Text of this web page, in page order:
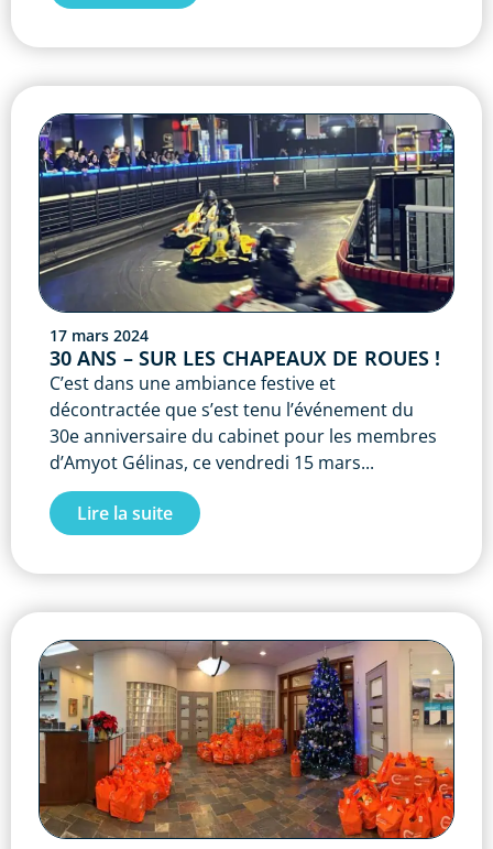
17 mars 2024
30 ANS – SUR LES CHAPEAUX DE ROUES !
C’est dans une ambiance festive et
décontractée que s’est tenu l’événement du
30e anniversaire du cabinet pour les membres
d’Amyot Gélinas, ce vendredi 15 mars...
Lire la suite